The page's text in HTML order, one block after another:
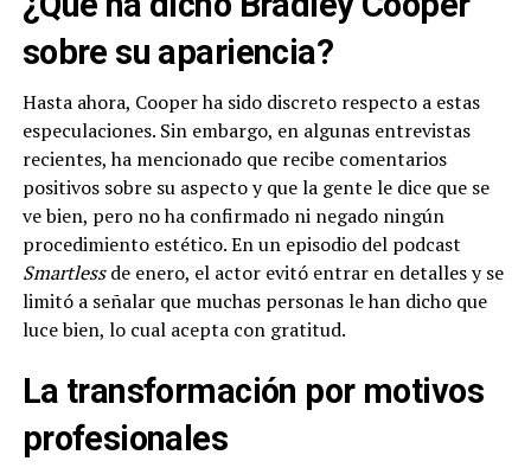
sobre su apariencia?
Hasta ahora, Cooper ha sido discreto respecto a estas
especulaciones. Sin embargo, en algunas entrevistas
recientes, ha mencionado que recibe comentarios
positivos sobre su aspecto y que la gente le dice que se
ve bien, pero no ha confirmado ni negado ningún
procedimiento estético. En un episodio del podcast
Smartlessde enero, el actor evitó entrar en detalles y se
limitó a señalar que muchas personas le han dicho que
luce bien, lo cual acepta con gratitud.
La transformación por motivos
profesionales